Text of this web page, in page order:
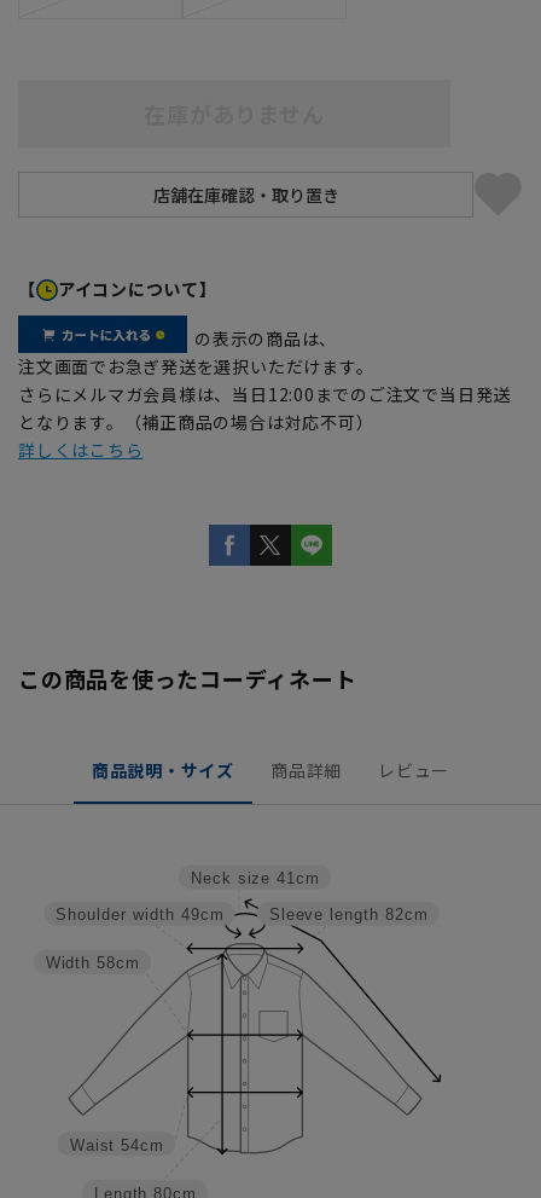
【 アイコンについて】
の表示の商品は、
注文画面でお急ぎ発送を選択いただけます。
さらにメルマガ会員様は、当日12:00までのご注文で当日発送
となります。（補正商品の場合は対応不可）
詳しくはこちら
この商品を使ったコーディネート
商品説明・サイズ 商品詳細 レビュー
Sleeve length 82cm
Neck size 41cm
Length 80cm
Waist 54cm
Width 58cm
Shoulder width 49cm